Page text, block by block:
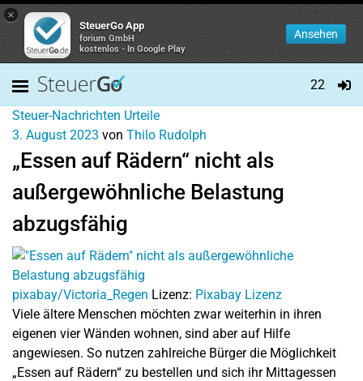
×
SteuerGo App
forium GmbH
kostenlos - In Google Play
Ansehen
22
Steuer-Nachrichten Urteile
3. August 2023 von Thilo Rudolph
„Essen auf Rädern“ nicht als
außergewöhnliche Belastung
abzugsfähig
pixabay/Victoria_Regen Lizenz: Pixabay Lizenz
Viele ältere Menschen möchten zwar weiterhin in ihren
eigenen vier Wänden wohnen, sind aber auf Hilfe
angewiesen. So nutzen zahlreiche Bürger die Möglichkeit
„Essen auf Rädern“ zu bestellen und sich ihr Mittagessen